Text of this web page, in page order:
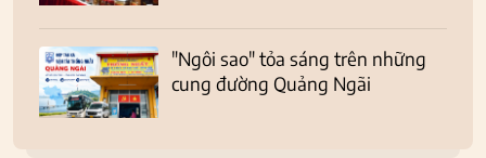
"Ngôi sao" tỏa sáng trên những
cung đường Quảng Ngãi